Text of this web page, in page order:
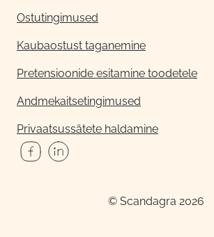
Ostutingimused
Kaubaostust taganemine
Pretensioonide esitamine toodetele
Andmekaitsetingimused
Privaatsussätete haldamine
© Scandagra 2026